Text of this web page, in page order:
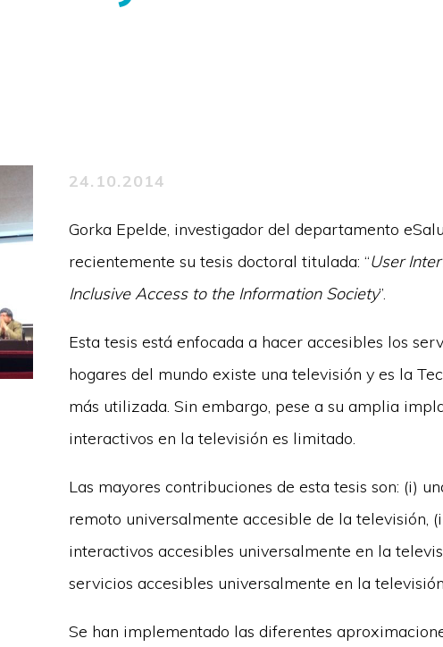
24.10.2014
Gorka Epelde, investigador del departamento
recientemente su tesis doctoral titulada: “User
Inclusive Access to the Information Society”.
Esta tesis está enfocada a hacer accesibles los
hogares del mundo existe una televisión y es la
más utilizada. Sin embargo, pese a su amplia
interactivos en la televisión es limitado.
Las mayores contribuciones de esta tesis son: (i)
remoto universalmente accesible de la televisión,
interactivos accesibles universalmente en la
servicios accesibles universalmente en la
Se han implementado las diferentes